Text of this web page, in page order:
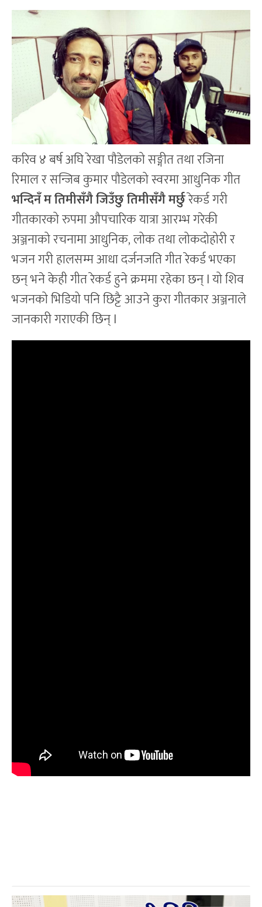
करिव ४ बर्ष अघि रेखा पौडेलको सङ्गीत तथा रजिना
रिमाल र सन्जिब कुमार पौडेलको स्वरमा आधुनिक गीत
भन्दिनँ म तिमीसँगै जिउँछु तिमीसँगै मर्छुरेकर्ड गरी
गीतकारको रुपमा औपचारिक यात्रा आरम्भ गरेकी
अञ्जनाको रचनामा आधुनिक, लोक तथा लोकदोहोरी र
भजन गरी हालसम्म आधा दर्जनजति गीत रेकर्ड भएका
छन् भने केही गीत रेकर्ड हुने क्रममा रहेका छन् l यो शिव
भजनको भिडियो पनि छिट्टै आउने कुरा गीतकार अञ्जनाले
जानकारी गराएकी छिन् l